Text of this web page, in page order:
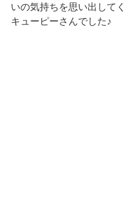
いの気持ちを思い出して
キューピーさんでした♪